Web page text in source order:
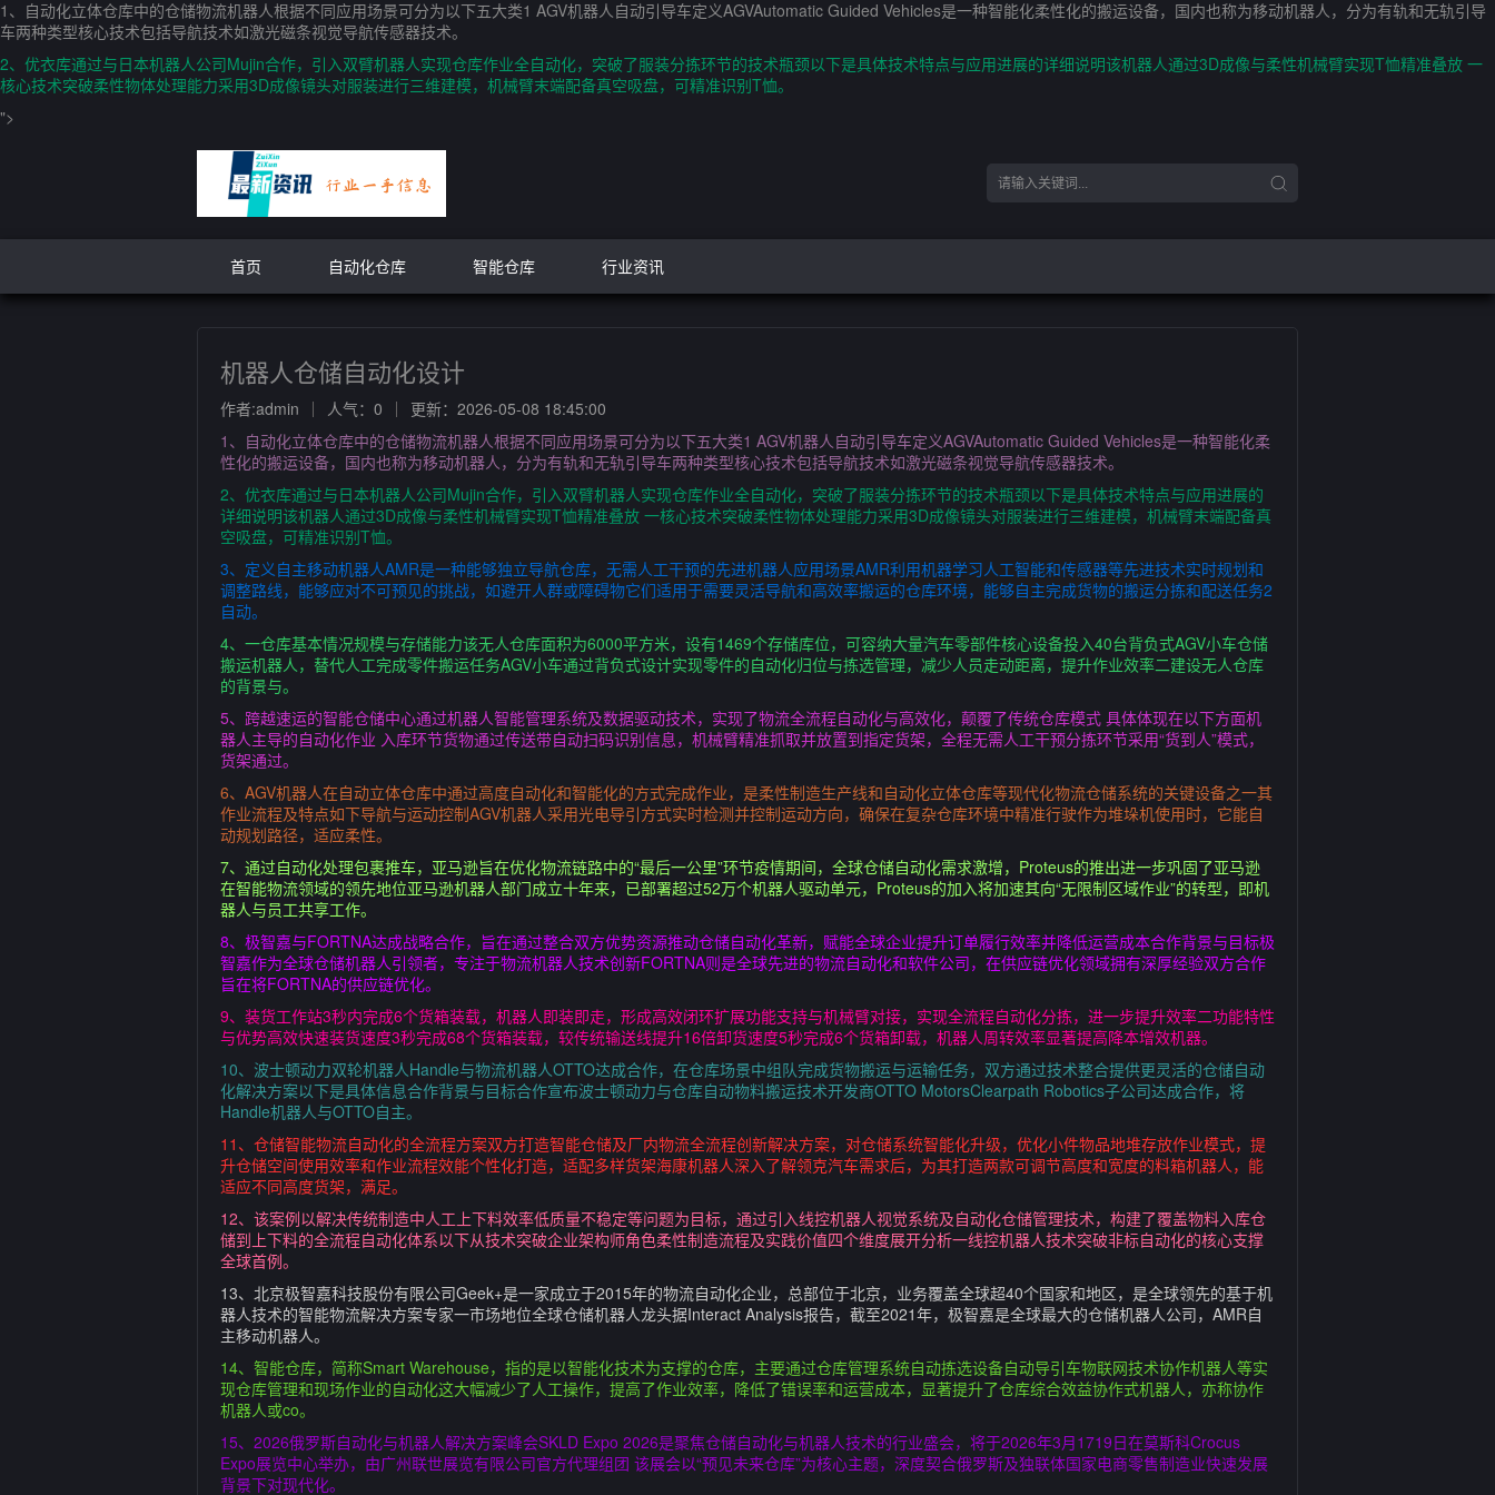
1、自动化立体仓库中的仓储物流机器人根据不同应用场景可分为以下五大类1 AGV机器人自动引导车定义AGVAutomatic Guided Vehicles是一种智能化柔性化的搬运设备，国内也称为移动机器人，分为有轨和无轨引导
车两种类型核心技术包括导航技术如激光磁条视觉导航传感器技术。
2、优衣库通过与日本机器人公司Mujin合作，引入双臂机器人实现仓库作业全自动化，突破了服装分拣环节的技术瓶颈以下是具体技术特点与应用进展的详细说明该机器人通过3D成像与柔性机械臂实现T恤精准叠放 一
核心技术突破柔性物体处理能力采用3D成像镜头对服装进行三维建模，机械臂末端配备真空吸盘，可精准识别T恤。
">
首页 自动化仓库 智能仓库 行业资讯
机器人仓储自动化设计
作者:admin 人气：0
更新：2026-05-08 18:45:00
1、自动化立体仓库中的仓储物流机器人根据不同应用场景可分为以下五大类1 AGV机器人自动引导车定义AGVAutomatic Guided Vehicles是一种智能化柔
性化的搬运设备，国内也称为移动机器人，分为有轨和无轨引导车两种类型核心技术包括导航技术如激光磁条视觉导航传感器技术。
2、优衣库通过与日本机器人公司Mujin合作，引入双臂机器人实现仓库作业全自动化，突破了服装分拣环节的技术瓶颈以下是具体技术特点与应用进展的
详细说明该机器人通过3D成像与柔性机械臂实现T恤精准叠放 一核心技术突破柔性物体处理能力采用3D成像镜头对服装进行三维建模，机械臂末端配备真
空吸盘，可精准识别T恤。
3、定义自主移动机器人AMR是一种能够独立导航仓库，无需人工干预的先进机器人应用场景AMR利用机器学习人工智能和传感器等先进技术实时规划和
调整路线，能够应对不可预见的挑战，如避开人群或障碍物它们适用于需要灵活导航和高效率搬运的仓库环境，能够自主完成货物的搬运分拣和配送任务2
自动。
4、一仓库基本情况规模与存储能力该无人仓库面积为6000平方米，设有1469个存储库位，可容纳大量汽车零部件核心设备投入40台背负式AGV小车仓储
搬运机器人，替代人工完成零件搬运任务AGV小车通过背负式设计实现零件的自动化归位与拣选管理，减少人员走动距离，提升作业效率二建设无人仓库
的背景与。
5、跨越速运的智能仓储中心通过机器人智能管理系统及数据驱动技术，实现了物流全流程自动化与高效化，颠覆了传统仓库模式 具体体现在以下方面机
器人主导的自动化作业 入库环节货物通过传送带自动扫码识别信息，机械臂精准抓取并放置到指定货架，全程无需人工干预分拣环节采用“货到人”模式，
货架通过。
6、AGV机器人在自动立体仓库中通过高度自动化和智能化的方式完成作业，是柔性制造生产线和自动化立体仓库等现代化物流仓储系统的关键设备之一其
作业流程及特点如下导航与运动控制AGV机器人采用光电导引方式实时检测并控制运动方向，确保在复杂仓库环境中精准行驶作为堆垛机使用时，它能自
动规划路径，适应柔性。
7、通过自动化处理包裹推车，亚马逊旨在优化物流链路中的“最后一公里”环节疫情期间，全球仓储自动化需求激增，Proteus的推出进一步巩固了亚马逊
在智能物流领域的领先地位亚马逊机器人部门成立十年来，已部署超过52万个机器人驱动单元，Proteus的加入将加速其向“无限制区域作业”的转型，即机
器人与员工共享工作。
8、极智嘉与FORTNA达成战略合作，旨在通过整合双方优势资源推动仓储自动化革新，赋能全球企业提升订单履行效率并降低运营成本合作背景与目标极
智嘉作为全球仓储机器人引领者，专注于物流机器人技术创新FORTNA则是全球先进的物流自动化和软件公司，在供应链优化领域拥有深厚经验双方合作
旨在将FORTNA的供应链优化。
9、装货工作站3秒内完成6个货箱装载，机器人即装即走，形成高效闭环扩展功能支持与机械臂对接，实现全流程自动化分拣，进一步提升效率二功能特性
与优势高效快速装货速度3秒完成68个货箱装载，较传统输送线提升16倍卸货速度5秒完成6个货箱卸载，机器人周转效率显著提高降本增效机器。
10、波士顿动力双轮机器人Handle与物流机器人OTTO达成合作，在仓库场景中组队完成货物搬运与运输任务，双方通过技术整合提供更灵活的仓储自动
化解决方案以下是具体信息合作背景与目标合作宣布波士顿动力与仓库自动物料搬运技术开发商OTTO MotorsClearpath Robotics子公司达成合作，将
Handle机器人与OTTO自主。
11、仓储智能物流自动化的全流程方案双方打造智能仓储及厂内物流全流程创新解决方案，对仓储系统智能化升级，优化小件物品地堆存放作业模式，提
升仓储空间使用效率和作业流程效能个性化打造，适配多样货架海康机器人深入了解领克汽车需求后，为其打造两款可调节高度和宽度的料箱机器人，能
适应不同高度货架，满足。
12、该案例以解决传统制造中人工上下料效率低质量不稳定等问题为目标，通过引入线控机器人视觉系统及自动化仓储管理技术，构建了覆盖物料入库仓
储到上下料的全流程自动化体系以下从技术突破企业架构师角色柔性制造流程及实践价值四个维度展开分析一线控机器人技术突破非标自动化的核心支撑
全球首例。
13、北京极智嘉科技股份有限公司Geek+是一家成立于2015年的物流自动化企业，总部位于北京，业务覆盖全球超40个国家和地区，是全球领先的基于机
器人技术的智能物流解决方案专家一市场地位全球仓储机器人龙头据Interact Analysis报告，截至2021年，极智嘉是全球最大的仓储机器人公司，AMR自
主移动机器人。
14、智能仓库，简称Smart Warehouse，指的是以智能化技术为支撑的仓库，主要通过仓库管理系统自动拣选设备自动导引车物联网技术协作机器人等实
现仓库管理和现场作业的自动化这大幅减少了人工操作，提高了作业效率，降低了错误率和运营成本，显著提升了仓库综合效益协作式机器人，亦称协作
机器人或co。
15、2026俄罗斯自动化与机器人解决方案峰会SKLD Expo 2026是聚焦仓储自动化与机器人技术的行业盛会，将于2026年3月1719日在莫斯科Crocus
Expo展览中心举办，由广州联世展览有限公司官方代理组团 该展会以“预见未来仓库”为核心主题，深度契合俄罗斯及独联体国家电商零售制造业快速发展
背景下对现代化。